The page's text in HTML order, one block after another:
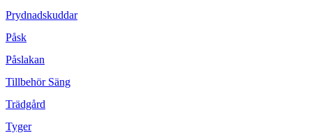
Prydnadskuddar
Påsk
Påslakan
Tillbehör Säng
Trädgård
Tyger